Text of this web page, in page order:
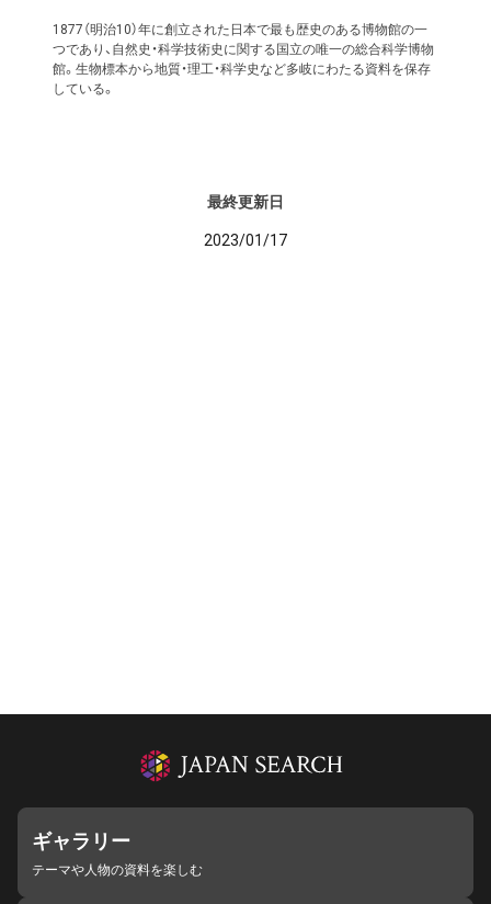
1877（明治10）年に創立された日本で最も歴史のある博物館の一
つであり、自然史・科学技術史に関する国立の唯一の総合科学博物
館。生物標本から地質・理工・科学史など多岐にわたる資料を保存
している。
最終更新日
2023/01/17
ギャラリー
テーマや人物の資料を楽しむ